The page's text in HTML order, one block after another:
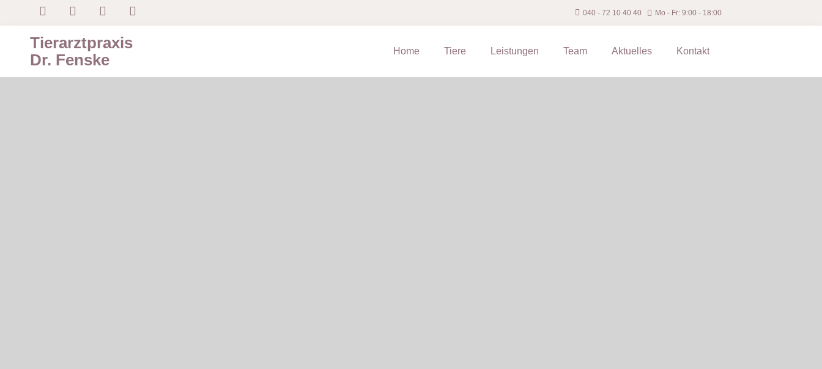
040 ‐ 72 10 40 40 Mo - Fr: 9:00 - 18:00
Tierarztpraxis
Dr. Fenske
Home Tiere Leistungen Team Aktuelles Kontakt